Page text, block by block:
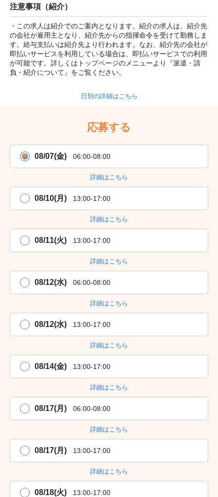
注意事項（紹介）
・この求人は紹介でのご案内となります。紹介の求人は、紹介先
の会社が雇用主となり、紹介先からの指揮命令を受けて勤務しま
す。給与支払いは紹介先より行われます。なお、紹介先の会社が
即払いサービスを利用している場合は、即払いサービスでの利用
が可能です。詳しくはトップページのメニューより『派遣・請
負・紹介について』をご覧ください。
日別の詳細はこちら
応募する
08/07(金) 06:00-08:00
詳細はこちら
08/10(月) 13:00-17:00
詳細はこちら
08/11(火) 13:00-17:00
詳細はこちら
08/12(水) 06:00-08:00
詳細はこちら
08/12(水) 13:00-17:00
詳細はこちら
08/14(金) 13:00-17:00
詳細はこちら
08/17(月) 06:00-08:00
詳細はこちら
08/17(月) 13:00-17:00
詳細はこちら
08/18(火) 13:00-17:00